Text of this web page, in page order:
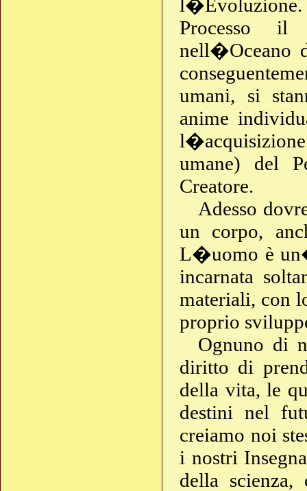
Processo il
nell�Oceano
umani, si
anime
umane) del
Creatore.
Adesso
un corpo,
L�uomo è
incarnata
materiali, con
proprio
Ognuno di
diritto di
della vita, le
destini nel
creiamo noi
i nostri
della scienza,